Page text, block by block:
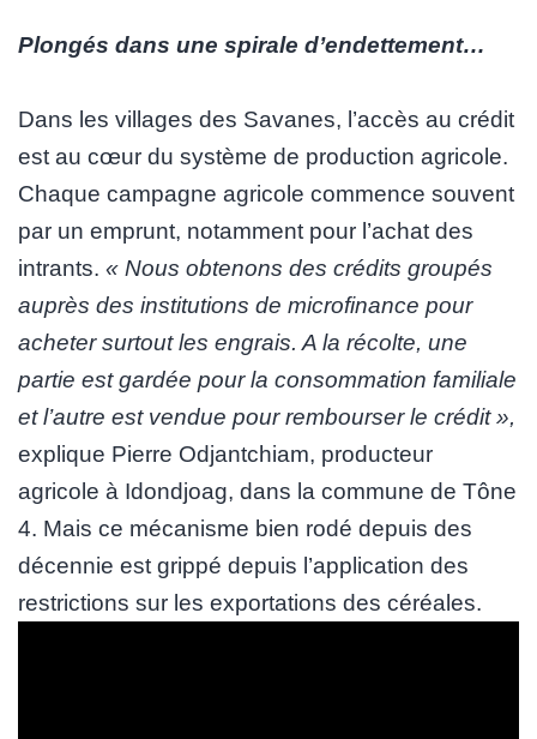
Plongés dans une spirale d’endettement…
Dans les villages des Savanes, l’accès au crédit
est au cœur du système de production agricole.
Chaque campagne agricole commence souvent
par un emprunt, notamment pour l’achat des
intrants. « Nous obtenons des crédits groupés
auprès des institutions de microfinance pour
acheter surtout les engrais. A la récolte, une
partie est gardée pour la consommation familiale
et l’autre est vendue pour rembourser le crédit »,
explique Pierre Odjantchiam, producteur
agricole à Idondjoag, dans la commune de Tône
4. Mais ce mécanisme bien rodé depuis des
décennie est grippé depuis l’application des
restrictions sur les exportations des céréales.